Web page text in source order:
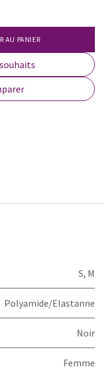
AU PANIER
S, M
Polyamide/Elastanne
Noir
Femme